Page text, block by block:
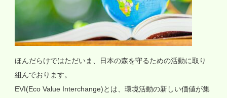
ほんだらけではただいま、日本の森を守るための活動に取り
組んでおります。
EVI(Eco Value Interchange)とは、環境活動の新しい価値が集